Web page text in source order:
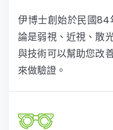
伊博士創始於民國
論是弱視、近視、散
與技術可以幫助您改
來做驗證。